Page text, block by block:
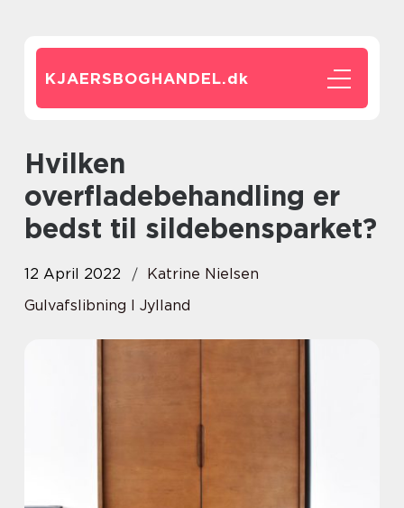
KJAERSBOGHANDEL.dk
Hvilken
overfladebehandling er
bedst til sildebensparket?
12 April 2022
Katrine Nielsen
Gulvafslibning I Jylland